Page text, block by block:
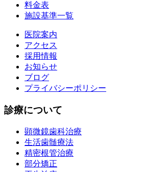
料金表
施設基準一覧
医院案内
アクセス
採用情報
お知らせ
ブログ
プライバシーポリシー
診療について
顕微鏡歯科治療
生活歯髄療法
精密根管治療
部分矯正